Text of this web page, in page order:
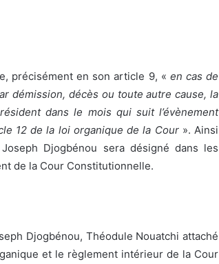
précisément en son article 9, « en cas de
démission, décès ou toute autre cause, la
dans le mois qui suit l’évènement
12 de la loi organique de la Cour». Ainsi
Djogbénou sera désigné dans les
de la Cour Constitutionnelle.
Djogbénou, Théodule Nouatchi attaché
et le règlement intérieur de la Cour